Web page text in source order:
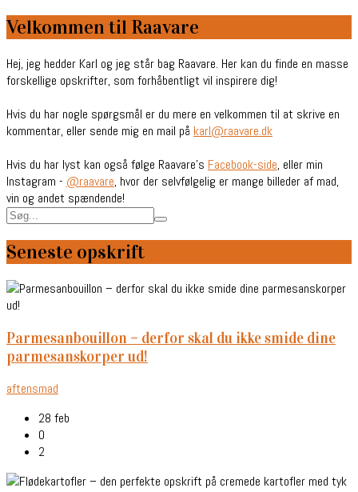
Velkommen til Raavare
Hej, jeg hedder Karl og jeg står bag Raavare. Her kan du finde en masse
forskellige opskrifter, som forhåbentligt vil inspirere dig!
Hvis du har nogle spørgsmål er du mere en velkommen til at skrive en
kommentar, eller sende mig en mail på karl@raavare.dk
Hvis du har lyst kan også følge Raavare’s Facebook-side, eller min
Instagram - @raavare, hvor der selvfølgelig er mange billeder af mad,
vin og andet spændende!
Seneste opskrift
parmesanbouillon – derfor skal du ikke smide dine
parmesanskorper ud!
aftensmad
28 feb
0
2